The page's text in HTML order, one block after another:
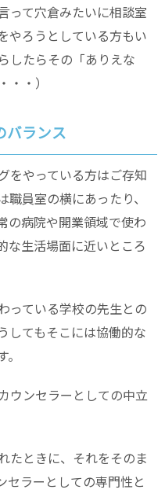
って穴倉みたいに相談室
やろうとしている方もい
したらその「ありえな
・）
バランス
をやっている方はご存知
員室の横にあったり、
の病院や開業領域で使わ
な生活場面に近いところ
っている学校の先生との
してもそこには協働的な
ウンセラーとしての中立
たときに、それをそのま
セラーとしての専門性と